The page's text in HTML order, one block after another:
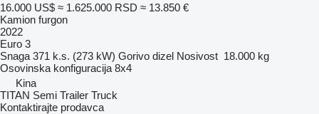
16.000 US$ ≈ 1.625.000 RSD ≈ 13.850 €
Kamion furgon
2022
Euro 3
Snaga 371 k.s. (273 kW) Gorivo dizel Nosivost 18.000 kg
Osovinska konfiguracija 8x4
Kina
TITAN Semi Trailer Truck
Kontaktirajte prodavca